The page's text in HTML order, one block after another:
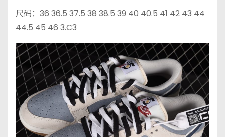
尺码：36 36.5 37.5 38 38.5 39 40 40.5 41 42 43 44
44.5 45 46 3.C3